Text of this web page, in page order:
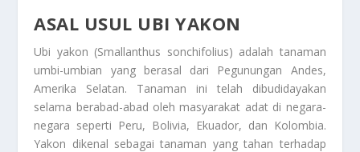
ASAL USUL UBI YAKON
Ubi yakon (Smallanthus sonchifolius) adalah tanaman
umbi-umbian yang berasal dari Pegunungan Andes,
Amerika Selatan. Tanaman ini telah dibudidayakan
selama berabad-abad oleh masyarakat adat di negara-
negara seperti Peru, Bolivia, Ekuador, dan Kolombia.
Yakon dikenal sebagai tanaman yang tahan terhadap